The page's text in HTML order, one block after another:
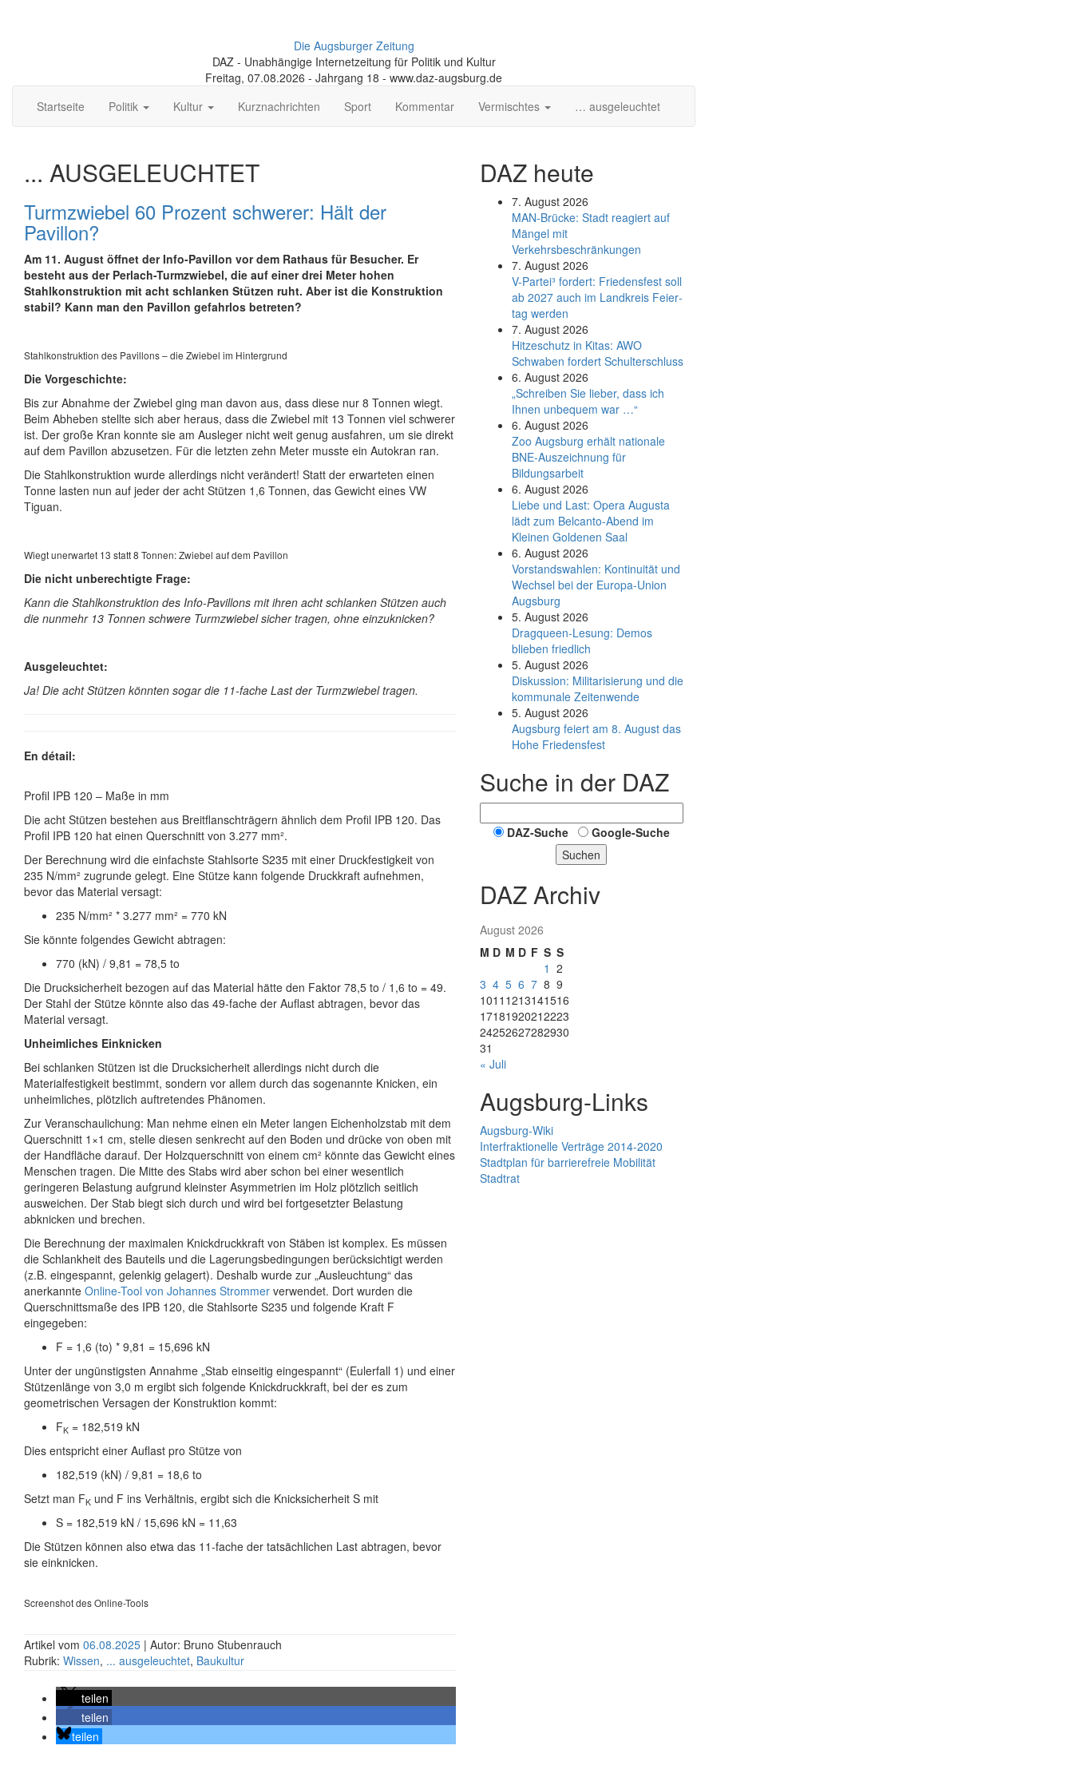
Die Augsburger Zeitung
DAZ - Unabhängige Internetzeitung für Politik und Kultur
Freitag, 07.08.2026 - Jahrgang 18 - www.daz-augsburg.de
Startseite
Politik Kultur Kurznachrichten Sport Kommentar Vermischtes … ausgeleuchtet
... AUSGELEUCHTET
Turmzwiebel 60 Prozent schwerer: Hält der
Pavillon?
Am 11. August öffnet der Info-Pavillon vor dem Rathaus für Besucher. Er
besteht aus der Perlach-Turmzwiebel, die auf einer drei Meter hohen
Stahlkonstruktion mit acht schlanken Stützen ruht. Aber ist die Konstruktion
stabil? Kann man den Pavillon gefahrlos betreten?
Stahlkonstruktion des Pavillons – die Zwiebel im Hintergrund
Die Vorgeschichte:
Bis zur Abnahme der Zwiebel ging man davon aus, dass diese nur 8 Tonnen wiegt.
Beim Abheben stellte sich aber heraus, dass die Zwiebel mit 13 Tonnen viel schwerer
ist. Der große Kran konnte sie am Ausleger nicht weit genug ausfahren, um sie direkt
auf dem Pavillon abzusetzen. Für die letzten zehn Meter musste ein Autokran ran.
Die Stahlkonstruktion wurde allerdings nicht verändert! Statt der erwarteten einen
Tonne lasten nun auf jeder der acht Stützen 1,6 Tonnen, das Gewicht eines VW
Tiguan.
Wiegt unerwartet 13 statt 8 Tonnen: Zwiebel auf dem Pavillon
Die nicht unberechtigte Frage:
Kann die Stahlkonstruktion des Info-Pavillons mit ihren acht schlanken Stützen auch
die nunmehr 13 Tonnen schwere Turmzwiebel sicher tragen, ohne einzuknicken?
Ausgeleuchtet:
Ja! Die acht Stützen könnten sogar die 11-fache Last der Turmzwiebel tragen.
En détail:
Profil IPB 120 – Maße in mm
Die acht Stützen bestehen aus Breitflanschträgern ähnlich dem Profil IPB 120. Das
Profil IPB 120 hat einen Querschnitt von 3.277 mm².
Der Berechnung wird die einfachste Stahlsorte S235 mit einer Druckfestigkeit von
235 N/mm² zugrunde gelegt. Eine Stütze kann folgende Druckkraft aufnehmen,
bevor das Material versagt:
235 N/mm² * 3.277 mm² = 770 kN
Sie könnte folgendes Gewicht abtragen:
770 (kN) / 9,81 = 78,5 to
Die Drucksicherheit bezogen auf das Material hätte den Faktor 78,5 to / 1,6 to = 49.
Der Stahl der Stütze könnte also das 49-fache der Auflast abtragen, bevor das
Material versagt.
Unheimliches Einknicken
Bei schlanken Stützen ist die Drucksicherheit allerdings nicht durch die
Materialfestigkeit bestimmt, sondern vor allem durch das sogenannte Knicken, ein
unheimliches, plötzlich auftretendes Phänomen.
Zur Veranschaulichung: Man nehme einen ein Meter langen Eichenholzstab mit dem
Querschnitt 1×1 cm, stelle diesen senkrecht auf den Boden und drücke von oben mit
der Handfläche darauf. Der Holzquerschnitt von einem cm² könnte das Gewicht eines
Menschen tragen. Die Mitte des Stabs wird aber schon bei einer wesentlich
geringeren Belastung aufgrund kleinster Asymmetrien im Holz plötzlich seitlich
ausweichen. Der Stab biegt sich durch und wird bei fortgesetzter Belastung
abknicken und brechen.
Die Berechnung der maximalen Knickdruckkraft von Stäben ist komplex. Es müssen
die Schlankheit des Bauteils und die Lagerungsbedingungen berücksichtigt werden
(z.B. eingespannt, gelenkig gelagert). Deshalb wurde zur „Ausleuchtung“ das
anerkannte Online-Tool von Johannes Strommer verwendet. Dort wurden die
Querschnittsmaße des IPB 120, die Stahlsorte S235 und folgende Kraft F
eingegeben:
F = 1,6 (to) * 9,81 = 15,696 kN
Unter der ungünstigsten Annahme „Stab einseitig eingespannt“ (Eulerfall 1) und einer
Stützenlänge von 3,0 m ergibt sich folgende Knickdruckkraft, bei der es zum
geometrischen Versagen der Konstruktion kommt:
FK = 182,519 kN
Dies entspricht einer Auflast pro Stütze von
182,519 (kN) / 9,81 = 18,6 to
Setzt man FK und F ins Verhältnis, ergibt sich die Knicksicherheit S mit
S = 182,519 kN / 15,696 kN = 11,63
Die Stützen können also etwa das 11-fache der tatsächlichen Last abtragen, bevor
sie einknicken.
Screenshot des Online-Tools
Artikel vom 06.08.2025 | Autor: Bruno Stubenrauch
Rubrik: Wissen, ... ausgeleuchtet, Baukultur
teilen
teilen
teilen
DAZ heute
7. August 2026
MAN-Brücke: Stadt reagiert auf
Mängel mit
Verkehrsbeschränkungen
7. August 2026
V-Partei­³ fordert: Friedens­fest soll
ab 2027 auch im Land­kreis Feier­
tag werden
7. August 2026
Hitzeschutz in Kitas: AWO
Schwaben fordert Schulterschluss
6. August 2026
„Schreiben Sie lieber, dass ich
Ihnen unbequem war …“
6. August 2026
Zoo Augsburg erhält nationale
BNE-Auszeichnung für
Bildungsarbeit
6. August 2026
Liebe und Last: Opera Augusta
lädt zum Belcanto-Abend im
Kleinen Goldenen Saal
6. August 2026
Vorstandswahlen: Kontinuität und
Wechsel bei der Europa-Union
Augsburg
5. August 2026
Dragqueen-Lesung: Demos
blieben friedlich
5. August 2026
Diskussion: Mi­li­ta­ri­sie­rung und die
kommunale Zeitenwende
5. August 2026
Augsburg feiert am 8. August das
Hohe Friedensfest
Suche in der DAZ
DAZ-Suche
Google-Suche
Suchen
DAZ Archiv
August 2026
M D M D F S S
1 2
3 4 5 6 7 8 9
1011 1213141516
17181920212223
24252627282930
31
« Juli
Augsburg-Links
Augsburg-Wiki
Interfraktionelle Verträge 2014-2020
Stadtplan für barrierefreie Mobilität
Stadtrat